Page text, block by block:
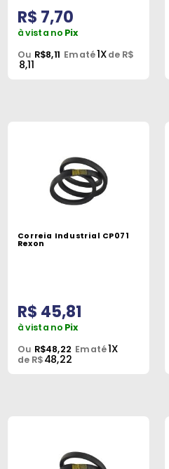
R$ 7,70
à vista no Pix
Ou R$8,11 Em até1Xde R$
8,11
Correia Industrial CP071
Rexon
R$ 45,81
à vista no Pix
Ou R$48,22 Em até1X
de R$48,22